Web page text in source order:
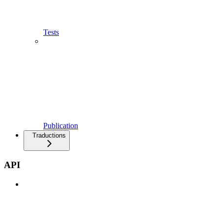
Tests
Publication
Traductions
API